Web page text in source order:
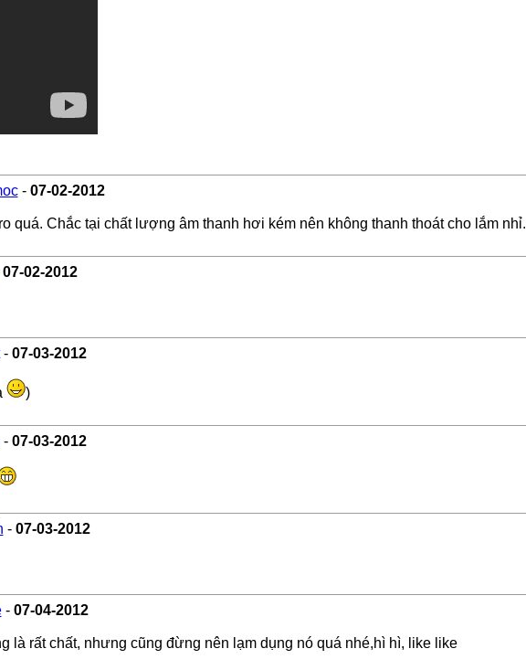
- 07-02-2012
quá. Chắc tại chất lượng âm thanh hơi kém nên không thanh thoát cho lắm nhỉ.
07-02-2012
- 07-03-2012
)
- 07-03-2012
- 07-03-2012
- 07-04-2012
là rất chất, nhưng cũng đừng nên lạm dụng nó quá nhé,hì hì, like like